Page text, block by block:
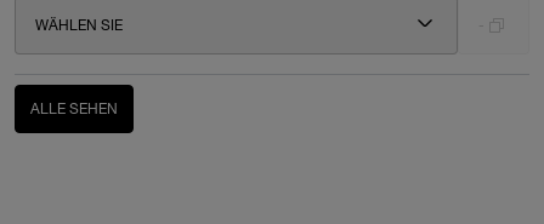
WÄHLEN SIE
ALLE SEHEN